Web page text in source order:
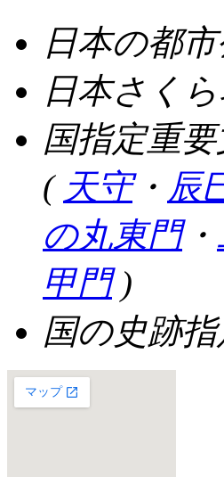
日本の都
日本さく
国指定重
( 天守・ 辰
の丸東門・
甲門)
国の史跡